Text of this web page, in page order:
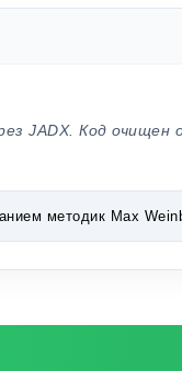
JADX. Код
методик Max